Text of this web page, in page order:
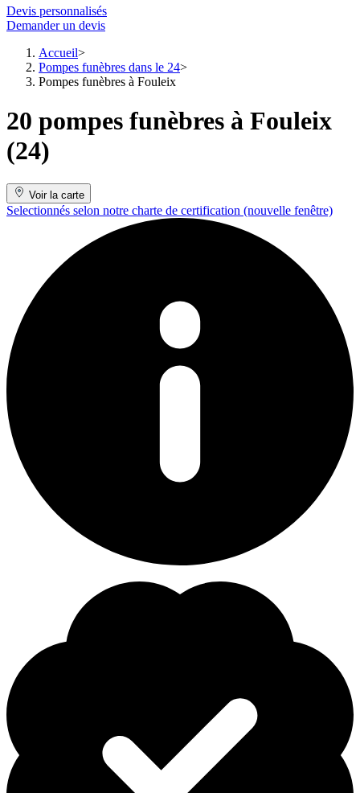
Devis personnalisés
Demander un devis
Accueil
Pompes funèbres dans le 24
Pompes funèbres à Fouleix
20 pompes funèbres à Fouleix
(24)
Voir la carte
Selectionnés selon notre charte de certification (nouvelle fenêtre)